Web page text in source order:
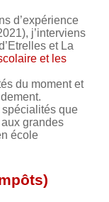
d’expérience
j’interviens
et La
et les
du moment et
spécialités que
grandes
école